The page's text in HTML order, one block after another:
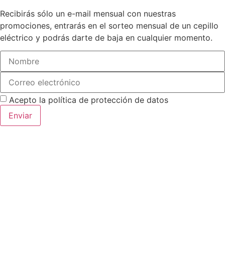
Recibirás sólo un e-mail mensual con nuestras
promociones, entrarás en el sorteo mensual de un cepillo
eléctrico y podrás darte de baja en cualquier momento.
Acepto la política de protección de datos
Enviar